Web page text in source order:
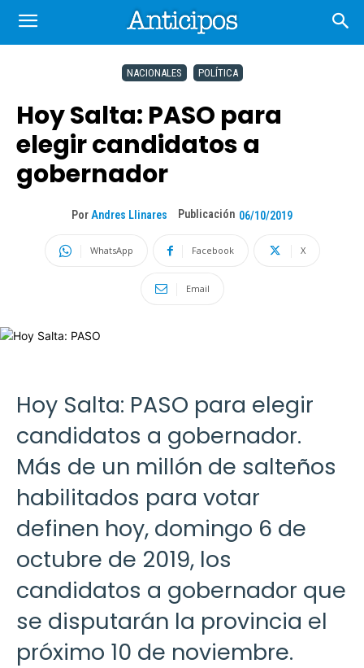
NACIONALES POLÍTICA
Hoy Salta: PASO para
elegir candidatos a
gobernador
Por Andres Llinares Publicación 06/10/2019
WhatsApp Facebook X
Email
Hoy Salta: PASO para elegir
candidatos a gobernador.
Más de un millón de salteños
habilitados para votar
definen hoy, domingo 6 de
octubre de 2019, los
candidatos a gobernador que
se disputarán la provincia el
próximo 10 de noviembre.